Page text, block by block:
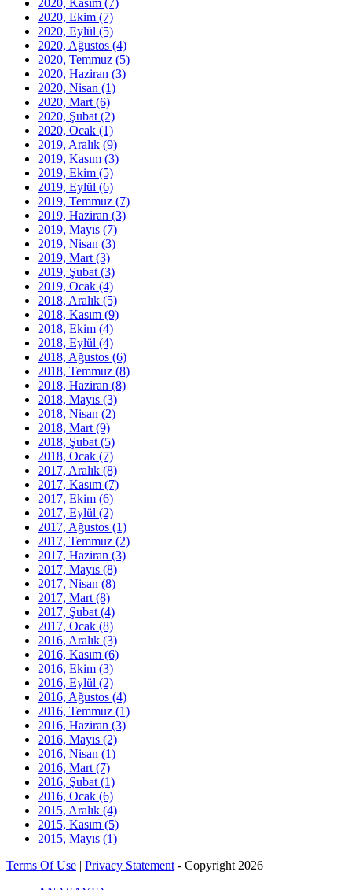
2020, Kasım (7)
2020, Ekim (7)
2020, Eylül (5)
2020, Ağustos (4)
2020, Temmuz (5)
2020, Haziran (3)
2020, Nisan (1)
2020, Mart (6)
2020, Şubat (2)
2020, Ocak (1)
2019, Aralık (9)
2019, Kasım (3)
2019, Ekim (5)
2019, Eylül (6)
2019, Temmuz (7)
2019, Haziran (3)
2019, Mayıs (7)
2019, Nisan (3)
2019, Mart (3)
2019, Şubat (3)
2019, Ocak (4)
2018, Aralık (5)
2018, Kasım (9)
2018, Ekim (4)
2018, Eylül (4)
2018, Ağustos (6)
2018, Temmuz (8)
2018, Haziran (8)
2018, Mayıs (3)
2018, Nisan (2)
2018, Mart (9)
2018, Şubat (5)
2018, Ocak (7)
2017, Aralık (8)
2017, Kasım (7)
2017, Ekim (6)
2017, Eylül (2)
2017, Ağustos (1)
2017, Temmuz (2)
2017, Haziran (3)
2017, Mayıs (8)
2017, Nisan (8)
2017, Mart (8)
2017, Şubat (4)
2017, Ocak (8)
2016, Aralık (3)
2016, Kasım (6)
2016, Ekim (3)
2016, Eylül (2)
2016, Ağustos (4)
2016, Temmuz (1)
2016, Haziran (3)
2016, Mayıs (2)
2016, Nisan (1)
2016, Mart (7)
2016, Şubat (1)
2016, Ocak (6)
2015, Aralık (4)
2015, Kasım (5)
2015, Mayıs (1)
Terms Of Use | Privacy Statement - Copyright 2026